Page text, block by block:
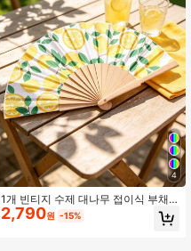
4
1개 빈티지 수제 대나무 접이식 부채
술 장식 - 우아한 여성 선물, 웨딩 답례
품, 전통 동방 복식 휴대용 부채
2,790원 -15%